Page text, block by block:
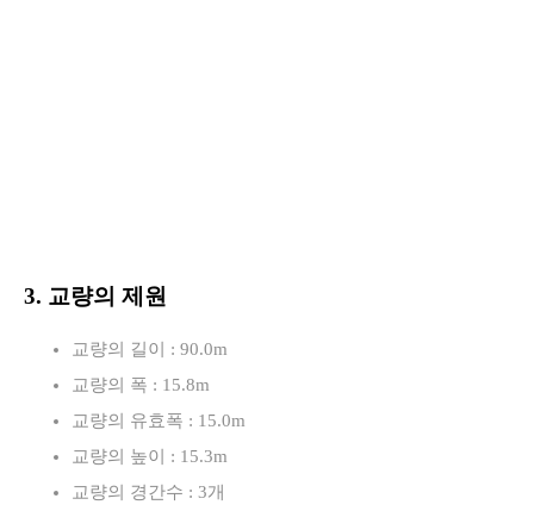
3. 교량의 제원
교량의 길이 : 90.0m
교량의 폭 : 15.8m
교량의 유효폭 : 15.0m
교량의 높이 : 15.3m
교량의 경간수 : 3개